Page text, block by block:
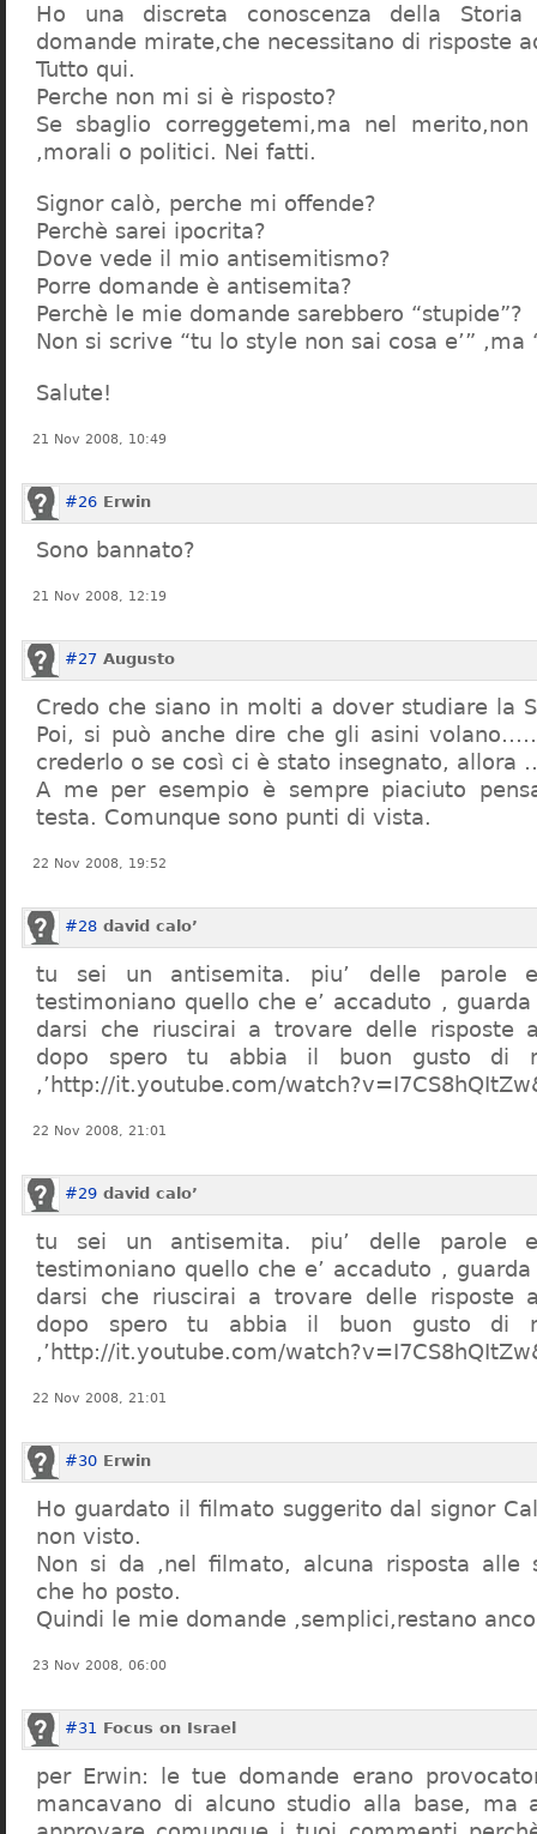
Ho una discreta conoscenza della
domande mirate,che necessitano di risposte
Tutto qui.
Perche non mi si è risposto?
Se sbaglio correggetemi,ma nel
,morali o politici. Nei fatti.
Signor calò, perche mi offende?
Perchè sarei ipocrita?
Dove vede il mio antisemitismo?
Porre domande è antisemita?
Perchè le mie domande sarebbero “stupide”?
Non si scrive “tu lo style non sai cosa e’” ,ma
Salute!
21 Nov 2008, 10:49
#26 Erwin
Sono bannato?
21 Nov 2008, 12:19
#27 Augusto
Credo che siano in molti a dover studiare la
Poi, si può anche dire che gli asini
crederlo o se così ci è stato insegnato,
A me per esempio è sempre piaciuto
testa. Comunque sono punti di vista.
22 Nov 2008, 19:52
#28 david calo’
tu sei un antisemita. piu’ delle parole
testimoniano quello che e’ accaduto , guarda
darsi che riuscirai a trovare delle risposte
dopo spero tu abbia il buon gusto di
,’http://it.youtube.com/
22 Nov 2008, 21:01
#29 david calo’
tu sei un antisemita. piu’ delle parole
testimoniano quello che e’ accaduto , guarda
darsi che riuscirai a trovare delle risposte
dopo spero tu abbia il buon gusto di
,’http://it.youtube.com/
22 Nov 2008, 21:01
#30 Erwin
Ho guardato il filmato suggerito dal signor
non visto.
Non si da ,nel filmato, alcuna risposta alle
che ho posto.
Quindi le mie domande ,semplici,restano
23 Nov 2008, 06:00
#31 Focus on Israel
per Erwin: le tue domande erano
mancavano di alcuno studio alla base, ma